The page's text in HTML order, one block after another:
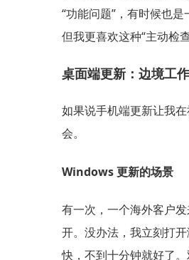
“功能问题”，有时候也
但我更喜欢这种“主动检
桌面端更新：边境工
如果说手机端更新让我
会。
Windows 更新的场景
有一次，一个海外客户
开。没办法，我立刻打
快，不到十分钟就好了